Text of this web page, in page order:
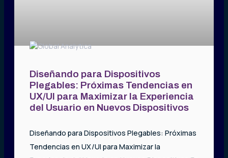
Diseñando para Dispositivos
Plegables: Próximas Tendencias en
UX/UI para Maximizar la Experiencia
del Usuario en Nuevos Dispositivos
Diseñando para Dispositivos Plegables: Próximas
Tendencias en UX/UI para Maximizar la